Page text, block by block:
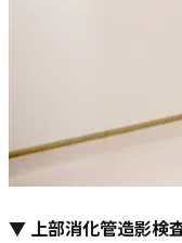
▼ 上部消化管造影検